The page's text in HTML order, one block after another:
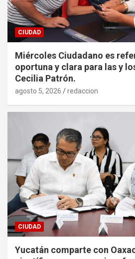
CIUDAD
Miércoles Ciudadano es
oportuna y clara para las y
Cecilia Patrón.
agosto 5, 2026 redaccion
CIUDAD
Yucatán comparte con